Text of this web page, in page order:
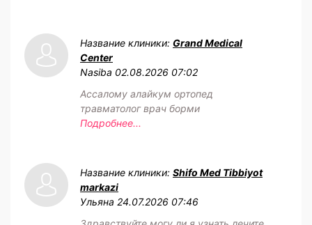
Название клиники: Grand Medical
Center
Nasiba 02.08.2026 07:02
Ассалому алайкум ортопед
травматолог врач борми
Подробнее...
Название клиники: Shifo Med Tibbiyot
markazi
Ульяна 24.07.2026 07:46